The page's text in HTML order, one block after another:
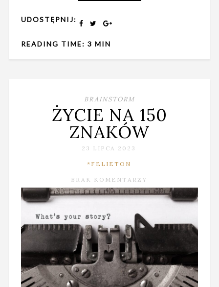
UDOSTĘPNIJ:
READING TIME: 3 MIN
BRAINSTORM
ŻYCIE NA 150
ZNAKÓW
23 LIPCA 2023
*FELIETON
BRAK KOMENTARZY